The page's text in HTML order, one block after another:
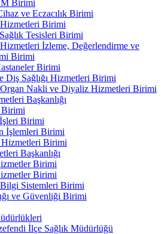
Birimi
ve Eczacılık Birimi
Hizmetleri Birimi
Tesisleri Birimi
Hizmetleri İzleme, Değerlendirme ve
Birimi
Birimi
Diş Sağlığı Hizmetleri Birimi
Nakli ve Diyaliz Hizmetleri Birimi
Başkanlığı
Birimi
Birimi
İşlemleri Birimi
Birimi
Başkanlığı
Birimi
Birimi
Bilgi Sistemleri Birimi
ve Güvenliği Birimi
İlçe Sağlık Müdürlüğü